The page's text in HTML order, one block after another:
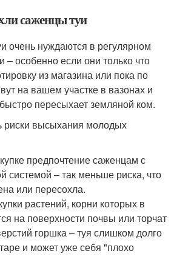
саженцы туи
очень нуждаются в регулярном
– особенно если они только что
из магазина или пока по
на вашем участке в вазонах и
пересыхает земляной ком.
риски высыхания молодых
предпочтение саженцам с
системой – так меньше риска, что
или пересохла.
растений, корни которых в
на поверхности почвы или торчат
горшка – туя слишком долго
и может уже себя "плохо